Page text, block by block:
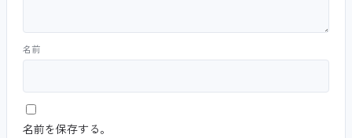
名前
名前を保存する。